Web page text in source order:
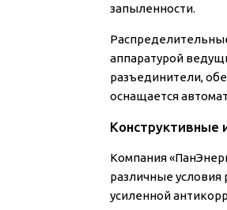
запыленности.
аппаратурой
разъединители,
оснащается
Конструктивные
Компания
различные
усиленной